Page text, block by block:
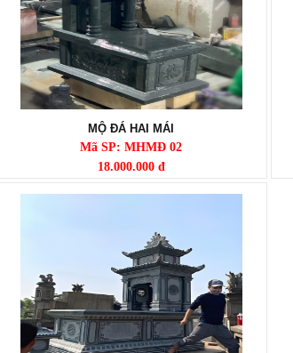
MỘ ĐÁ HAI MÁI
Mã SP: MHMĐ 02
18.000.000 đ